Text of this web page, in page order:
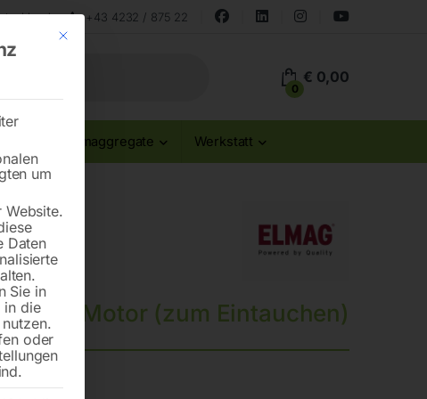
+43 4232 / 875 22
0
€ 0,00
Stromaggregate Werkstatt
bei Motor (zum Eintauchen)
Mit diesem Button wird der Dialog geschlossen. Seine Funktionalität ist
um
Website.
Daten
Sie in
in die
oder